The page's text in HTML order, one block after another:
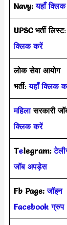
Navy:यहाँ
UPSC भर्ती लिस्ट
क्लिक करें
लोक सेवा आयोग
भर्ती:यहाँ क्लिक
महिलासरकारी
क्लिक करें
Telegram:
जॉब अपड़ेस
Fb Page:जॉइन
Facebook ग्रुप